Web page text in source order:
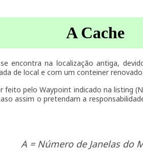
A Cache
encontra na localização antiga,
de local e com um conteiner
feito pelo Waypoint indicado na listing
assim o pretendam a
A = Número de Janelas do